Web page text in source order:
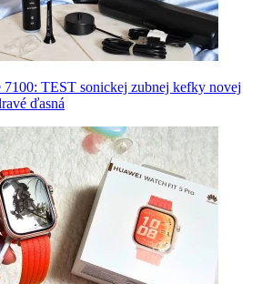
7100: TEST sonickej zubnej kefky novej
ďasná